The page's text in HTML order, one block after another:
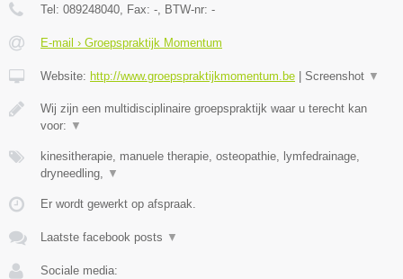
Tel: 089248040, Fax: -, BTW-nr: -
E-mail › Groepspraktijk Momentum
Website: http://www.groepspraktijkmomentum.be Screenshot ▼
Wij zijn een multidisciplinaire groepspraktijk waar u terecht kan
voor: ▼
kinesitherapie, manuele therapie, osteopathie, lymfedrainage,
dryneedling, ▼
Er wordt gewerkt op afspraak.
Laatste facebook posts ▼
Sociale media: